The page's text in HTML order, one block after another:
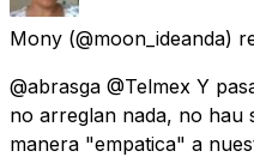
Mony (@moon_ideanda)
@abrasga @Telmex Y
no arreglan nada, no hau
manera "empatica" a